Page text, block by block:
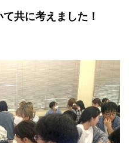
共に考えました！